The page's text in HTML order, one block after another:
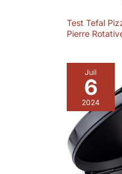
Test Tefal
Pierre
Juil
6
2024